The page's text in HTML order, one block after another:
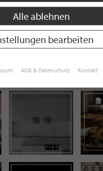
GRATIS BEWERBEN
INSTAGRAM
Alle ablehnen
bearbeiten
AGB & Datenschutz Kontakt